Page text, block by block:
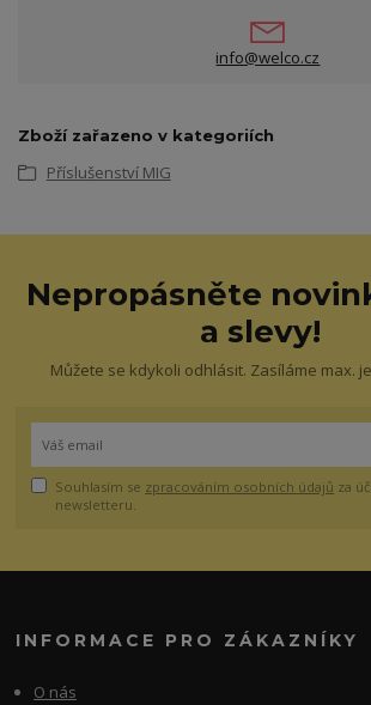
info@welco.cz
Zboží zařazeno v kategoriích
Příslušenství MIG
Nepropásněte
a slevy!
Můžete se kdykoli odhlásit. Zasíláme max.
Souhlasím se zpracováním osobních údajů za
newsletteru.
INFORMACE PRO ZÁKAZNÍKY
O nás